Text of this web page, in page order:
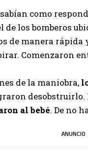
como
los bomberos
de manera
Comenzaron
de la maniobra,
al bebé. De no
ANUNCIO